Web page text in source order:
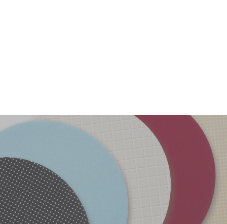
More information
Request for quotation or technical need?